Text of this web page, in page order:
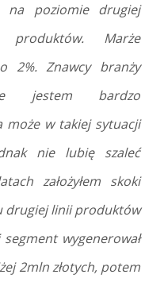
na poziomie drugiej
produktów. Marże
2%. Znawcy branży
jestem bardzo
może w takiej sytuacji
nie lubię szaleć
założyłem skoki
drugiej linii produktów
wygenerował
2mln złotych, potem